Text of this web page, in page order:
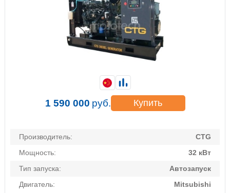
Производитель:
CTG
Мощность:
32 кВт
Тип запуска:
Автозапуск
Двигатель:
Mitsubishi
1 590 000 руб. Купить